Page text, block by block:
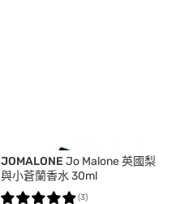
JOMALONE Jo Malone 英國梨
與小蒼蘭香水 30ml
(3)